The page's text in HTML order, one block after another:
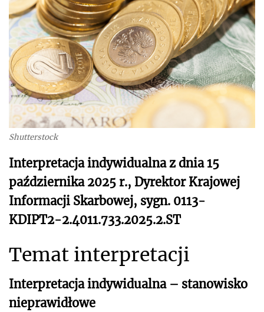
Shutterstock
Interpretacja indywidualna z dnia 15
października 2025 r., Dyrektor Krajowej
Informacji Skarbowej, sygn. 0113-
KDIPT2-2.4011.733.2025.2.ST
Temat interpretacji
Interpretacja indywidualna – stanowisko
nieprawidłowe